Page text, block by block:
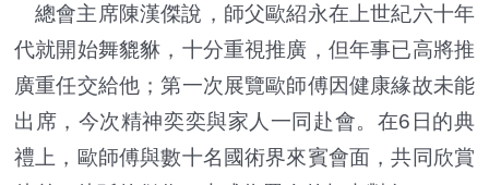
總會主席陳漢傑說，師父歐紹永在上世紀六十年
代就開始舞貔貅，十分重視推廣，但年事已高將推
廣重任交給他；第一次展覽歐師傅因健康緣故未能
出席，今次精神奕奕與家人一同赴會。在6日的典
禮上，歐師傅與數十名國術界來賓會面，共同欣賞